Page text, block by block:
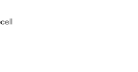
ET LYOCELL